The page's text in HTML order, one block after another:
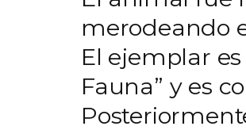
merodeando
El ejemplar
Fauna” y es